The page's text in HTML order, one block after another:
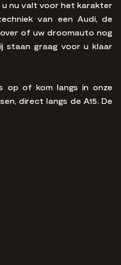
u nu valt voor het karakter
van een Audi, de
of uw droomauto nog
staan graag voor u klaar
op of kom langs in onze
direct langs de A15. De